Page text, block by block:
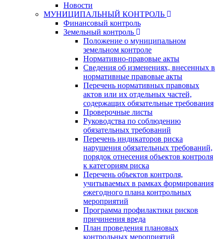
Новости
МУНИЦИПАЛЬНЫЙ КОНТРОЛЬ
Финансовый контроль
Земельный контроль
Положение о муниципальном
земельном контроле
Нормативно-правовые акты
Сведения об изменениях, внесенных в
нормативные правовые акты
Перечень нормативных правовых
актов или их отдельных частей,
содержащих обязательные требования
Проверочные листы
Руководства по соблюдению
обязательных требований
Перечень индикаторов риска
нарушения обязательных требований,
порядок отнесения объектов контроля
к категориям риска
Перечень объектов контроля,
учитываемых в рамках формирования
ежегодного плана контрольных
мероприятий
Программа профилактики рисков
причинения вреда
План проведения плановых
контрольных мероприятий